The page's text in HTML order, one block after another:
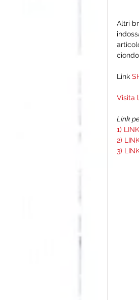
Altri
Link
Visita
Link
1)
2)
3)